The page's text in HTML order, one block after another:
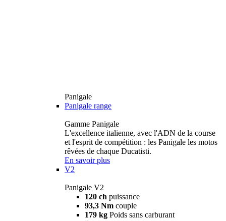
Panigale
Panigale range
Gamme Panigale
L'excellence italienne, avec l'ADN de la course
et l'esprit de compétition : les Panigale les motos
rêvées de chaque Ducatisti.
En savoir plus
V2
Panigale V2
120 ch puissance
93,3 Nm couple
179 kg Poids sans carburant